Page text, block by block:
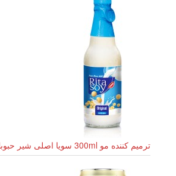
ترمیم کننده مو 300ml سویا اصلی شیر حبوبات